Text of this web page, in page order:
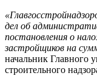
дел об
постановления о
застройщиков на
начальник Главного
строительного